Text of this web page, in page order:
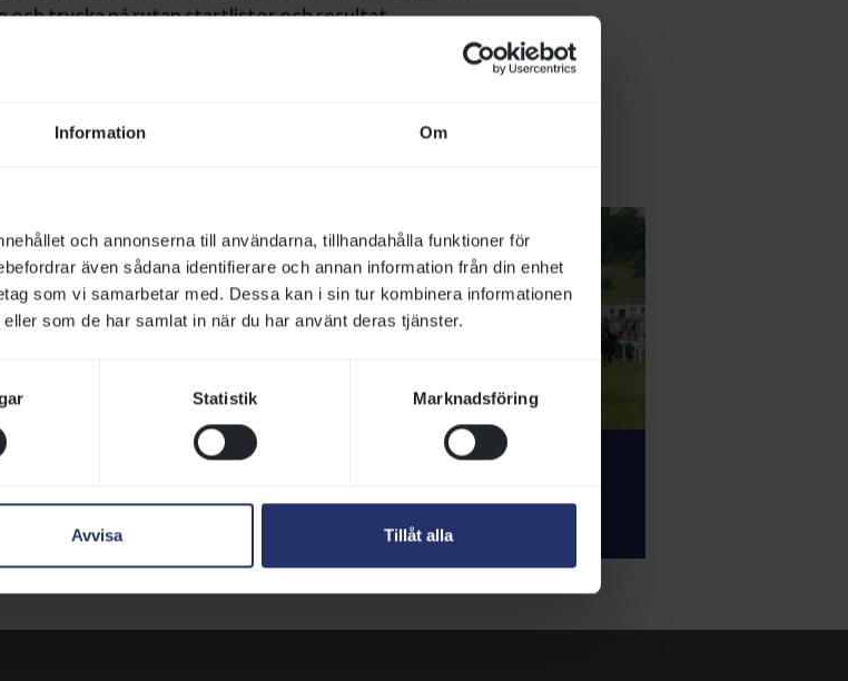
Information Om
och annonserna till användarna, tillhandahålla funktioner för
även sådana identifierare och annan information från din enhet
som vi samarbetar med. Dessa kan i sin tur kombinera informationen
som de har samlat in när du har använt deras tjänster.
Statistik Marknadsföring
Avvisa Tillåt alla
och trycka på rutan startlistor och resultat.
Taggar:Ponnygalopp
tävlingar
Börja med ponnygalopp